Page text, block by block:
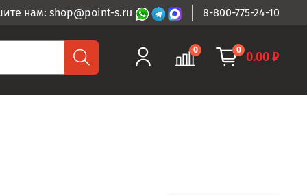
нам: shop@point-s.ru 8-800-775-24-10
0 0 0.00 ₽